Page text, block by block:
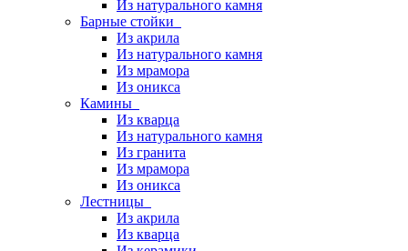
Из натурального камня
Барные стойки
Из акрила
Из натурального камня
Из мрамора
Из оникса
Камины
Из кварца
Из натурального камня
Из гранита
Из мрамора
Из оникса
Лестницы
Из акрила
Из кварца